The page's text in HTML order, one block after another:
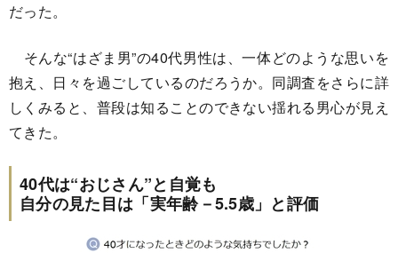
だった。
そんな“はざま男”の40代男性は、一体どのような思いを
抱え、日々を過ごしているのだろうか。同調査をさらに詳
しくみると、普段は知ることのできない揺れる男心が見え
てきた。
40代は“おじさん”と自覚も
自分の見た目は「実年齢－5.5歳」と評価